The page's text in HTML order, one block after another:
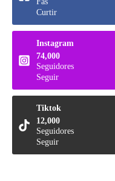
Curtir
Instagram
74,000
Seguidores
Seguir
Tiktok
12,000
Seguidores
Seguir